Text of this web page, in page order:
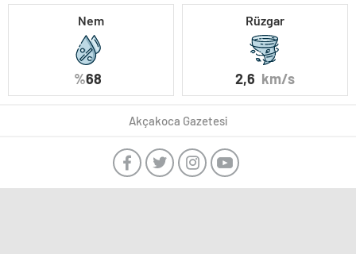
Nem
%68
Rüzgar
2,6 km/s
Akçakoca Gazetesi